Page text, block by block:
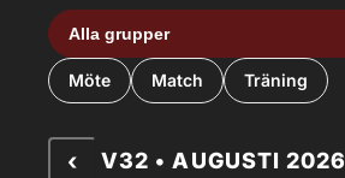
Grupp
Aktivitetstyp
Möte Match Träning
‹ V32 • AUGUSTI 2026